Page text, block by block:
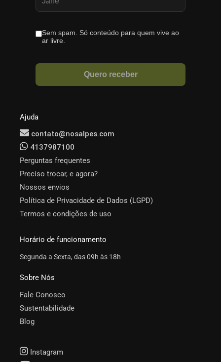
Ajuda
contato@nosalpes.com
4137987100
Perguntas frequentes
Preciso trocar, e agora?
Nossos envios
Política de Privacidade de Dados (LGPD)
Termos e condições de uso
Horário de funcionamento
Segunda a Sexta, das 09h às 18h
Sobre Nós
Fale Conosco
Sustentabilidade
Blog
Instagram